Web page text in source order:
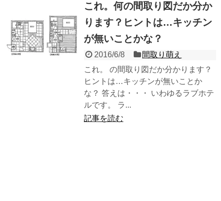
これ。何の間取り図だか分か
ります？ヒントは…キッチン
が無いことかな？
2016/6/8
間取り萌え
これ。 の間取り図だか分かります？
ヒントは…キッチンが無いことか
な？ 答えは・・・ いわゆるラブホテ
ルです。 ラ...
記事を読む